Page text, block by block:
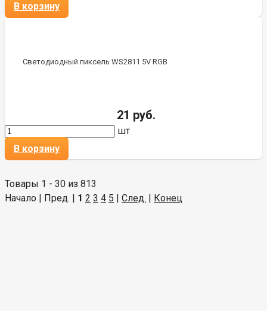
В корзину
Светодиодный пиксель WS2811 5V RGB
21 руб.
шт
В корзину
Товары 1 - 30 из 813
Начало | Пред. | 1 2 3 4 5 | След. | Конец